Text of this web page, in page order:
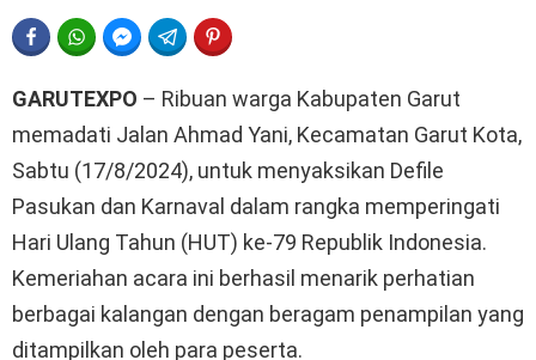
FACEBOOKWHATSAPPFACEBOOK MESSENGER
TELEGRAM
GARUTEXPO – Ribuan warga Kabupaten Garut
memadati Jalan Ahmad Yani, Kecamatan Garut Kota,
Sabtu (17/8/2024), untuk menyaksikan Defile
Pasukan dan Karnaval dalam rangka memperingati
Hari Ulang Tahun (HUT) ke-79 Republik Indonesia.
Kemeriahan acara ini berhasil menarik perhatian
berbagai kalangan dengan beragam penampilan yang
ditampilkan oleh para peserta.